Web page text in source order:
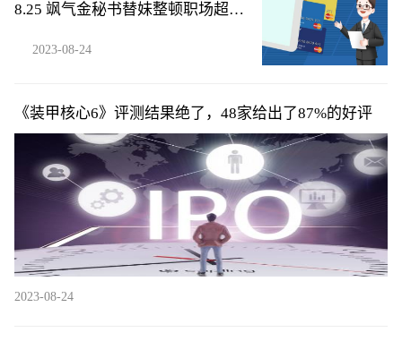
8.25 飒气金秘书替妹整顿职场超带
2023-08-24
《装甲核心6》评测结果绝了，48家给出了87%的好评
2023-08-24